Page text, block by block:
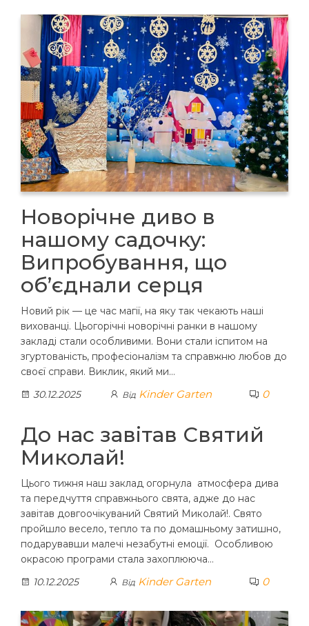
Новорічне диво в
нашому садочку:
Випробування, що
об’єднали серця
Новий рік — це час магії, на яку так чекають наші
вихованці. Цьогорічні новорічні ранки в нашому
закладі стали особливими. Вони стали іспитом на
згуртованість, професіоналізм та справжню любов до
своєї справи. Виклик, який ми…
30.12.2025
Від Kinder Garten 0
До нас завітав Святий
Миколай!
Цього тижня наш заклад огорнула атмосфера дива
та передчуття справжнього свята, адже до нас
завітав довгоочікуваний Святий Миколай!. Свято
пройшло весело, тепло та по домашньому затишно,
подарувавши малечі незабутні емоції. Особливою
окрасою програми стала захоплююча…
10.12.2025
Від Kinder Garten 0